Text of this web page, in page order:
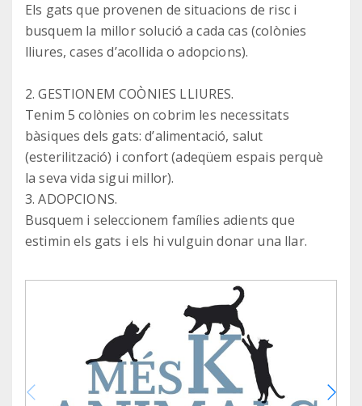
Els gats que provenen de situacions de risc i
busquem la millor solució a cada cas (colònies
lliures, cases d’acollida o adopcions).
2. GESTIONEM COÒNIES LLIURES.
Tenim 5 colònies on cobrim les necessitats
bàsiques dels gats: d’alimentació, salut
(esterilització) i confort (adeqüem espais perquè
la seva vida sigui millor).
3. ADOPCIONS.
Busquem i seleccionem famílies adients que
estimin els gats i els hi vulguin donar una llar.